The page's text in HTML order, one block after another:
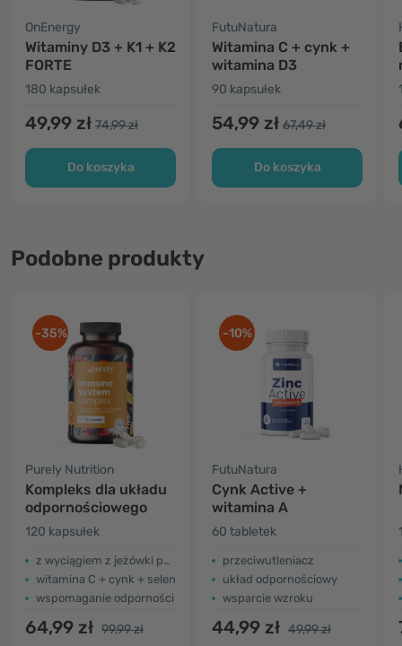
OnEnergy
Witaminy D3 + K1 + K2
FORTE
180 kapsułek
49,99 zł 74,99 zł
Do koszyka
FutuNatura
Witamina C + cynk +
witamina D3
90 kapsułek
54,99 zł 67,49 zł
Do koszyka
Podobne produkty
-35%
Purely Nutrition
Kompleks dla układu
odpornościowego
120 kapsułek
z wyciągiem z jeżówki purpurowej
witamina C + cynk + selen
wspomaganie odporności
64,99 zł 99,99 zł
-10%
FutuNatura
Cynk Active +
witamina A
60 tabletek
przeciwutleniacz
układ odpornościowy
wsparcie wzroku
44,99 zł 49,99 zł